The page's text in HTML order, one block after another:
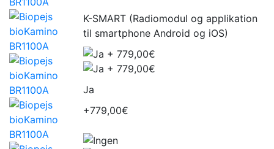
K-SMART (Radiomodul og applikation
til smartphone Android og iOS)
Ja
+779,00€